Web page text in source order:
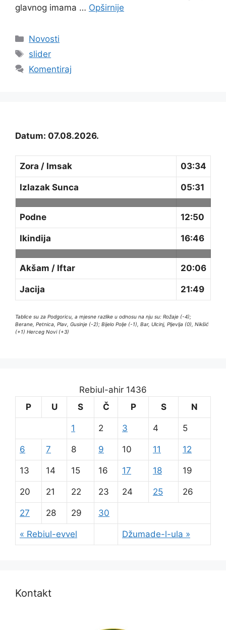
glavnog imama … Opširnije
Kategorije
Novosti
Oznake
slider
Komentiraj
Datum: 07.08.2026.
Zora / Imsak 03:34
Izlazak Sunca 05:31
Podne 12:50
Ikindija 16:46
Akšam / Iftar 20:06
Jacija 21:49
Tablice su za Podgoricu, a mjesne razlike u odnosu na nju su: Rožaje (-4);
Berane, Petnica, Plav, Gusinje (-2); Bijelo Polje (-1), Bar, Ulcinj, Pljevlja (0), Nikšić
(+1) Herceg Novi (+3)
Rebiul-ahir 1436
P
U S Č P S N
« Rebiul-evvel Džumade-l-ula »
1 2 3 4 5
6 7 8 9 10 11 12
13 14 15 16 17 18 19
20 21 22 23 24 25 26
27 28 29 30
Kontakt